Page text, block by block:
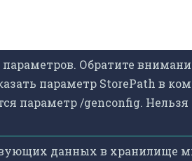
Обратите
параметр StorePath в
параметр /genconfig.
данных в хранилище